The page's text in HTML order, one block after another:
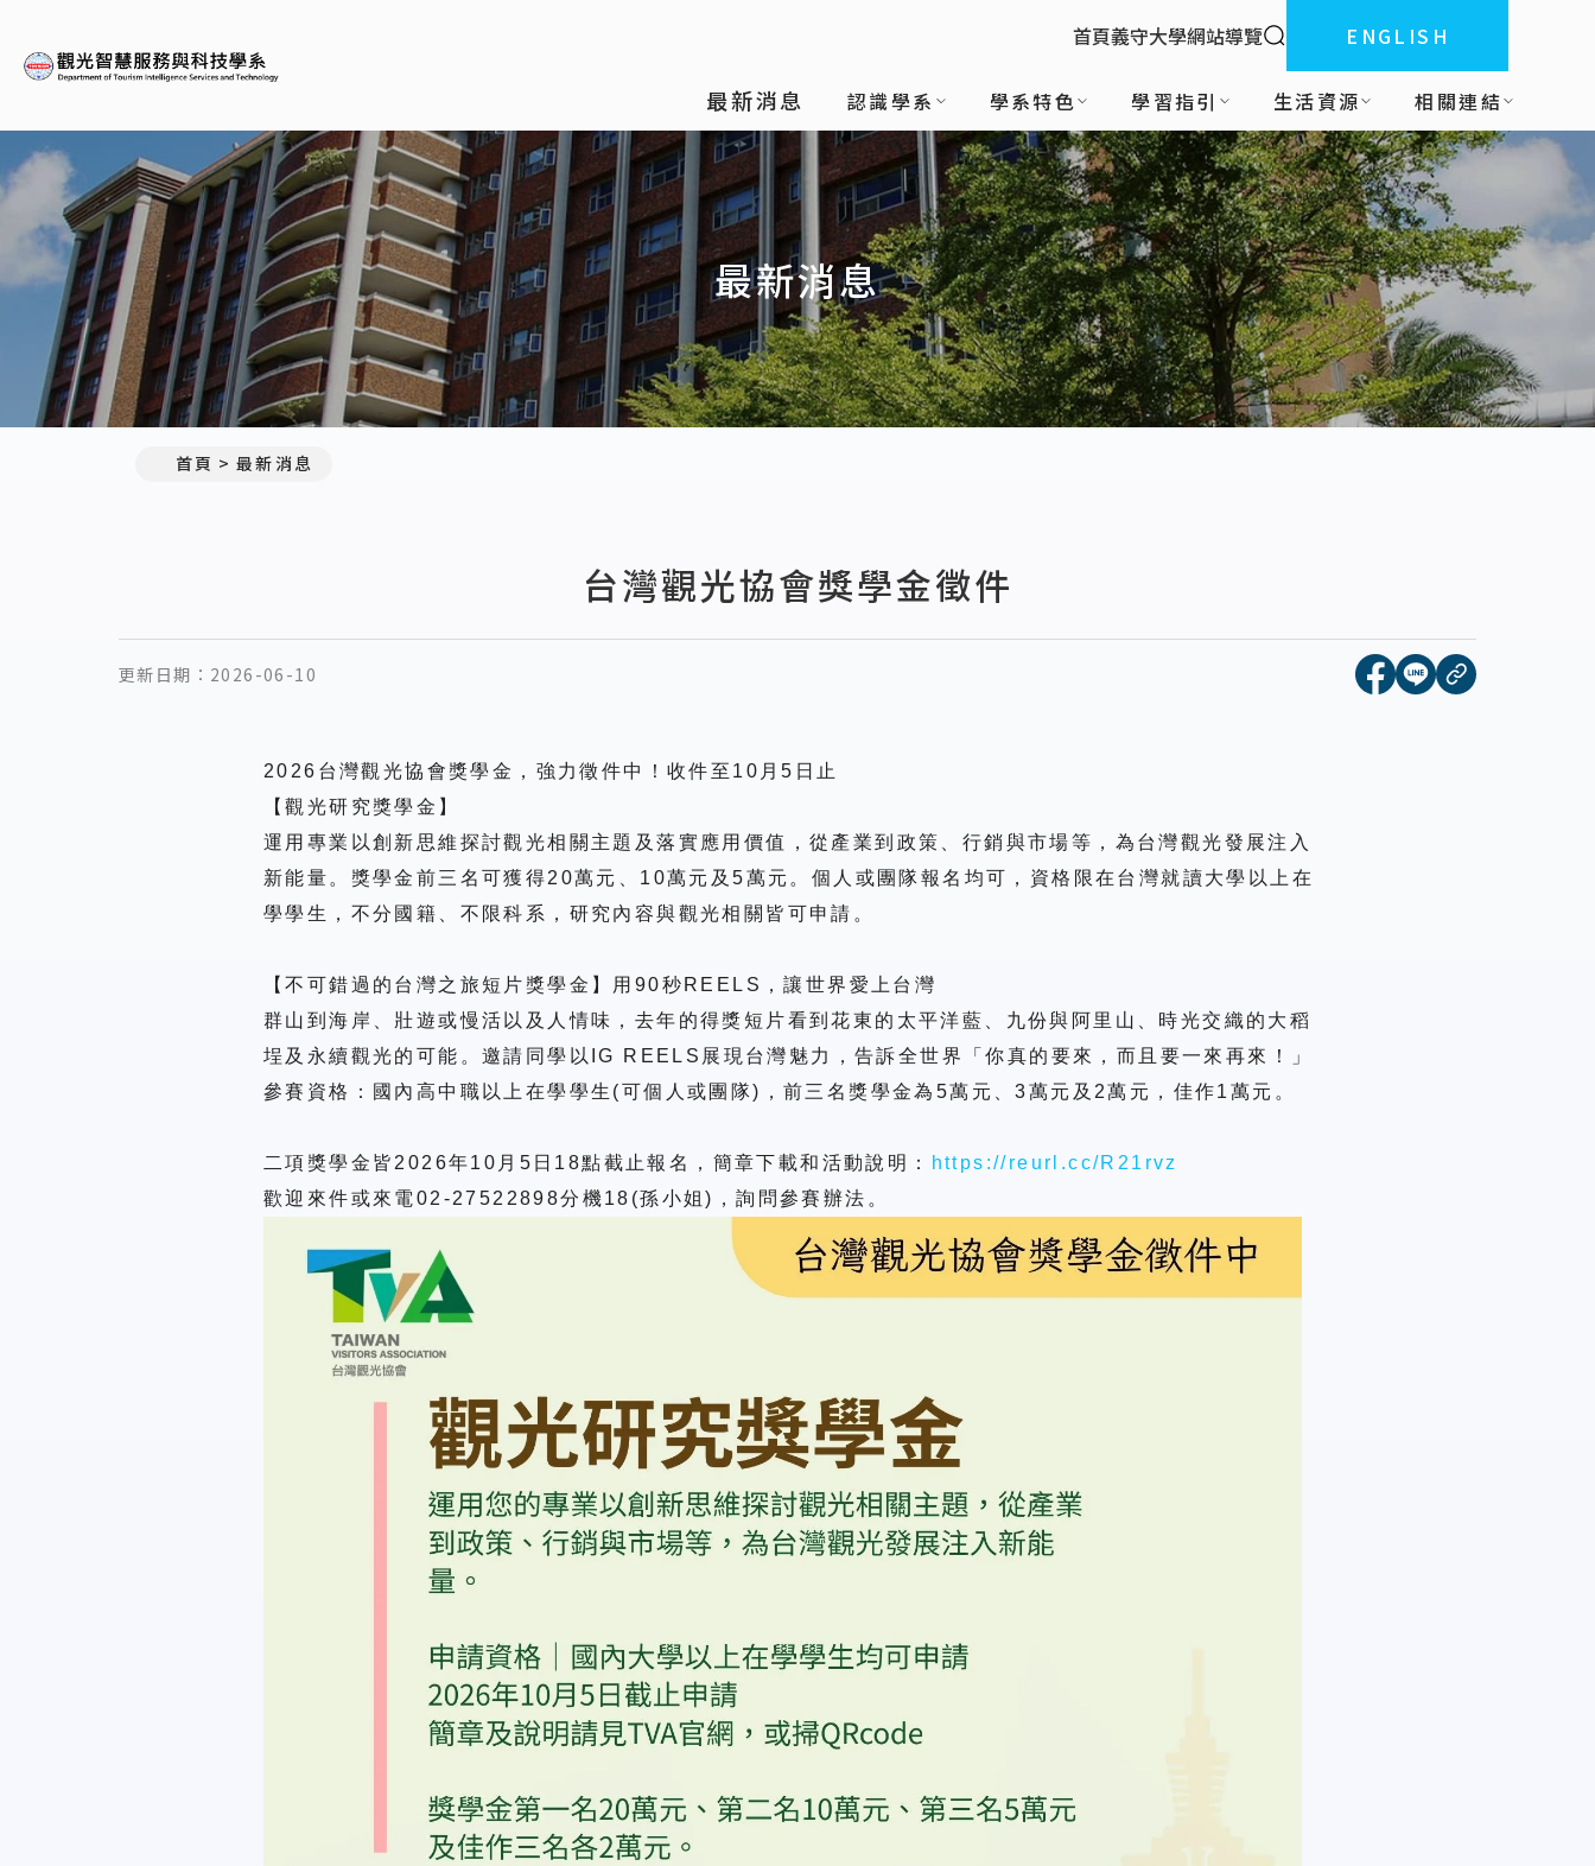
:::
首頁義守大學網站導覽 全站搜索ENGLISH
最新消息 認識學系 學系特色 學習指引 生活資源 相關連結
最新消息
首頁 最新消息
台灣觀光協會獎學金徵件
更新日期： 2026-06-10 [另開新視窗]分享到
[另開新視窗]分享
複製連結
2026 台灣觀光協會獎學金，強力徵件中！收件至 10 月5 日止
【觀光研究獎學金】
運用專業以創新思維探討觀光相關主題及落實應用價值，從產業到政策、行銷與市場等，為台灣觀光發展注入
新能量。獎學金前三名可獲得20萬元、 10萬元及5萬元。個人或團隊報名均可，資格限在台灣就讀大學以上在
學學生，不分國籍、不限科系，研究內容與觀光相關皆可申請。
【不可錯過的台灣之旅短片獎學金】用 90秒 REELS ，讓世界愛上台灣
群山到海岸、壯遊或慢活以及人情味，去年的得獎短片看到花東的太平洋藍、九份與阿里山、時光交織的大稻
埕及永續觀光的可能。邀請同學以 IG REELS 展現台灣魅力，告訴全世界「你真的要來，而且要一來再來！」
參賽資格：國內高中職以上在學學生 (可個人或團隊) ，前三名獎學金為 5萬元、3萬元及 2萬元，佳作1 萬元。
二項獎學金皆 2026年10 月 5 日 18點截止報名，簡章下載和活動說明：
https://reurl.cc/R21rvz
歡迎來件或來電 02-27522898分機18(孫小姐) ，詢問參賽辦法。